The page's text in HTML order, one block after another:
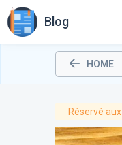
Blog
HOME
Réservé aux